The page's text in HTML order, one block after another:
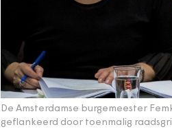
De Amsterdamse burgemeester
geflankeerd door toenmalig